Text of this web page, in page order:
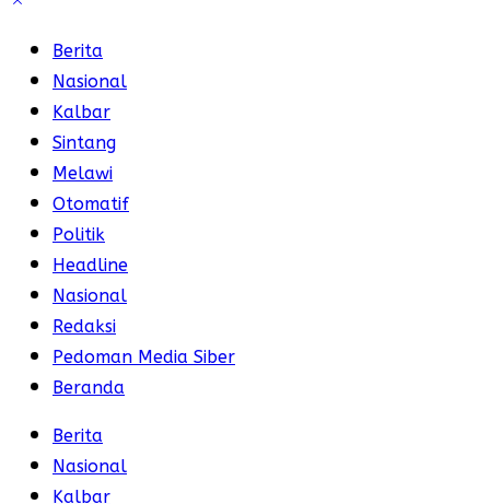
Berita
Nasional
Kalbar
Sintang
Melawi
Otomatif
Politik
Headline
Nasional
Redaksi
Pedoman Media Siber
Beranda
Berita
Nasional
Kalbar